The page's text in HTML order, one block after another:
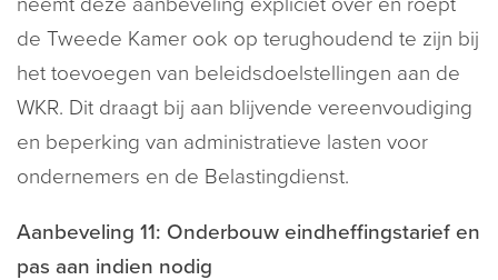
de Tweede Kamer ook op terughoudend te zijn bij
het toevoegen van beleidsdoelstellingen aan de
WKR. Dit draagt bij aan blijvende vereenvoudiging
en beperking van administratieve lasten voor
ondernemers en de Belastingdienst.
Aanbeveling 11: Onderbouw eindheffingstarief en
pas aan indien nodig